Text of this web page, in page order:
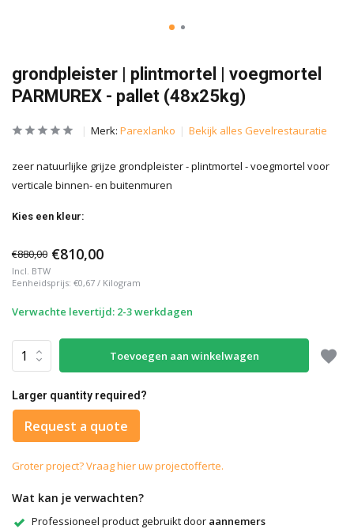
grondpleister | plintmortel | voegmortel
PARMUREX - pallet (48x25kg)
Merk: Parexlanko Bekijk alles Gevelrestauratie
zeer natuurlijke grijze grondpleister - plintmortel - voegmortel voor
verticale binnen- en buitenmuren
Kies een kleur:
€880,00 €810,00
Incl. BTW
Eenheidsprijs: €0,67 / Kilogram
Verwachte levertijd: 2-3 werkdagen
Toevoegen aan winkelwagen
Larger quantity required?
Request a quote
Groter project? Vraag hier uw projectofferte.
Wat kan je verwachten?
Professioneel product gebruikt door aannemers